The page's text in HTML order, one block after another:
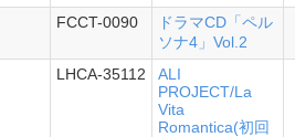
FCCT-0090
ドラマCD「ペル
ソナ4」Vol.2
LHCA-35112
ALI
PROJECT/La
Vita
Romantica(初回